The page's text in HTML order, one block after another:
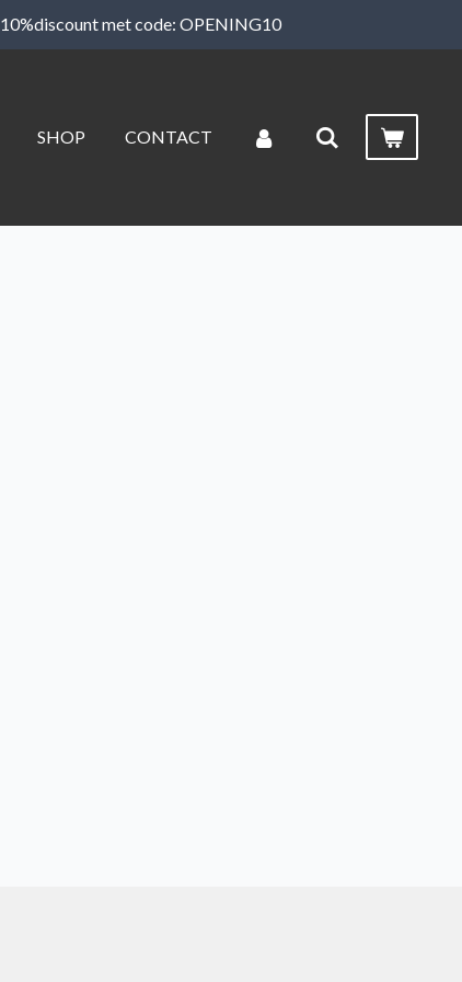
10%discount met code: OPENING10
SHOP CONTACT